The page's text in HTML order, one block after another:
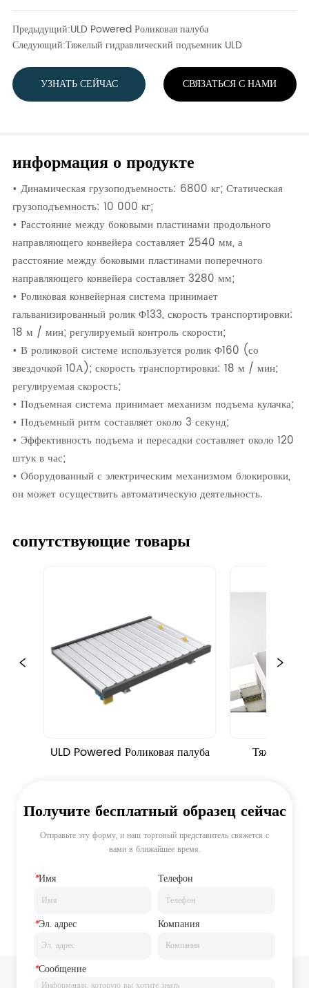
Предыдущий:ULD Powered Роликовая палуба
Следующий:Тяжелый гидравлический подъемник ULD
УЗНАТЬ СЕЙЧАС СВЯЗАТЬСЯ С НАМИ
информация о продукте
• Динамическая грузоподъемность: 6800 кг; Статическая
грузоподъемность: 10 000 кг;
• Расстояние между боковыми пластинами продольного
направляющего конвейера составляет 2540 мм, а
расстояние между боковыми пластинами поперечного
направляющего конвейера составляет 3280 мм;
• Роликовая конвейерная система принимает
гальванизированный ролик Φ133, скорость транспортировки:
18 м / мин; регулируемый контроль скорости;
• В роликовой системе используется ролик Φ160 (со
звездочкой 10А); скорость транспортировки: 18 м / мин;
регулируемая скорость;
• Подъемная система принимает механизм подъема кулачка;
• Подъемный ритм составляет около 3 секунд;
• Эффективность подъема и пересадки составляет около 120
штук в час;
• Оборудованный с электрическим механизмом блокировки,
он может осуществить автоматическую деятельность.
сопутствующие товары
ULD Powered Роликовая палуба Тяжелый
Получите бесплатный образец сейчас
Отправьте эту форму, и наш торговый представитель свяжется с
вами в ближайшее время.
*Имя Телефон
*Эл. адрес Компания
*Сообщение